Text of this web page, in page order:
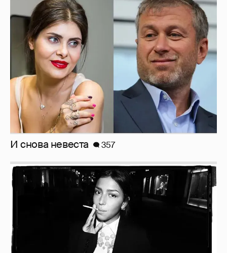
И снова невеста 357
Рублёвские дочки 187